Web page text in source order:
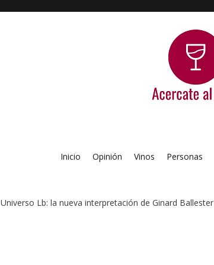
Inicio
Opinión Vinos Personas
Universo Lb: la nueva interpretación de Ginard Ballester